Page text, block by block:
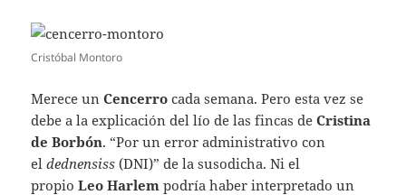
Cristóbal Montoro
Merece unCencerrocada semana. Pero esta vez se
debe a la explicación del lío de las fincas de Cristina
de Borbón. “Por un error administrativo con
eldednensiss (DNI)” de la susodicha. Ni el
propio Leo Harlem podría haber interpretado un